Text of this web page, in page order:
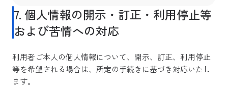
7. 個人情報の開示・訂正・利用停止等
および苦情への対応
利用者ご本人の個人情報について、開示、訂正、利用停止
等を希望される場合は、所定の手続きに基づき対応いたし
ます。